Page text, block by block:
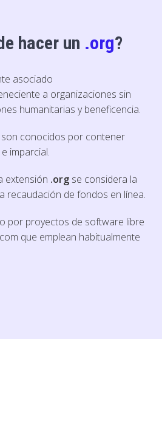
hacer un .org?
asociado
a organizaciones sin
humanitarias y beneficencia.
son conocidos por contener
imparcial.
extensión .org se considera la
recaudación de fondos en línea.
por proyectos de software libre
que emplean habitualmente